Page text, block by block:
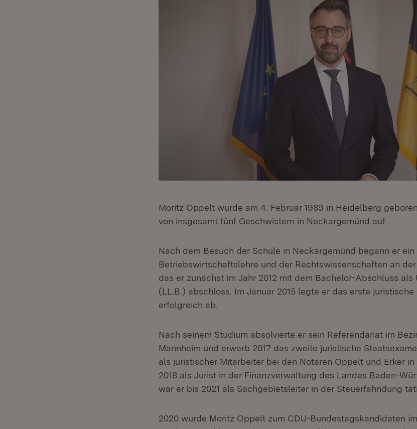
Moritz Oppelt wurde am 4. Februar 1989 in Heidelberg
von insgesamt fünf Geschwistern in Neckargemünd auf.
Nach dem Besuch der Schule in Neckargemünd begann er
Betriebswirtschaftslehre und der Rechtswissenschaften an der
das er zunächst im Jahr 2012 mit dem Bachelor-Abschluss als
(LL.B.) abschloss. Im Januar 2015 legte er das erste juristische
erfolgreich ab.
Nach seinem Studium absolvierte er sein Referendariat im
Mannheim und erwarb 2017 das zweite juristische
als juristischer Mitarbeiter bei den Notaren Oppelt und Erker
2018 als Jurist in der Finanzverwaltung des Landes Baden-
war er bis 2021 als Sachgebietsleiter in der Steuerfahndung
2020 wurde Moritz Oppelt zum CDU-Bundestagskandidaten